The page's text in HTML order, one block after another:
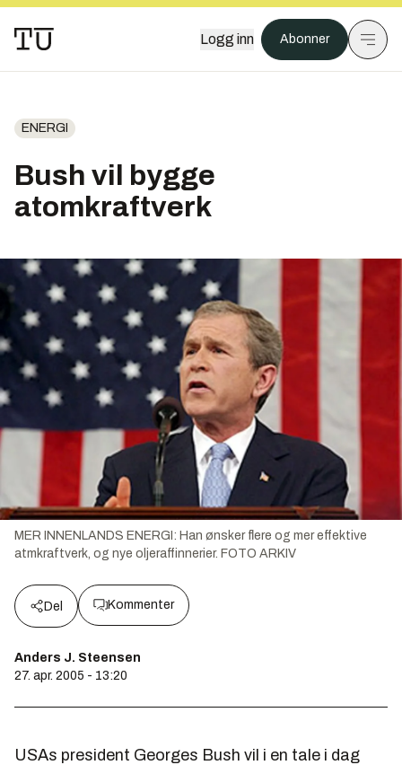
Logg inn Abonner
ENERGI
Bush vil bygge
atomkraftverk
MER INNENLANDS ENERGI: Han ønsker flere og mer effektive
atmkraftverk, og nye oljeraffinnerier. FOTO ARKIV
Del Kommenter
Anders J. Steensen
27. apr. 2005 - 13:20
USAs president Georges Bush vil i en tale i dag